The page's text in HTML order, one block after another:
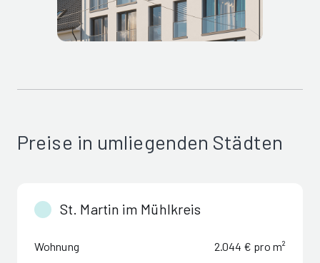
Preise in umliegenden Städten
St. Martin im Mühlkreis
Wohnung 2.044 € pro m²